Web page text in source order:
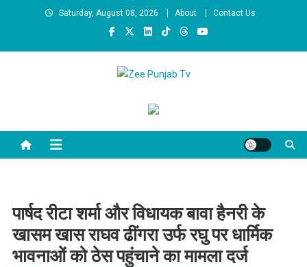
Skip to contentSaturday, August 08, 2026 About Contact Us
Zee Punjab Tv
पार्षद रीटा शर्मा और विधायक बावा हैनरी के
खासम खास राघव ढींगरा उर्फ रघु पर धार्मिक
भावनाओं को ठेस पहुंचाने का मामला दर्ज